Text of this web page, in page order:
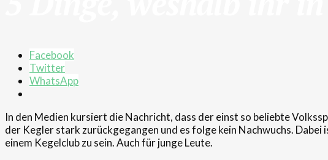
Facebook
Twitter
WhatsApp
In den Medien kursiert die Nachricht, dass der einst so beliebte
der Kegler stark zurückgegangen und es folge kein Nachwuchs.
einem Kegelclub zu sein. Auch für junge Leute.